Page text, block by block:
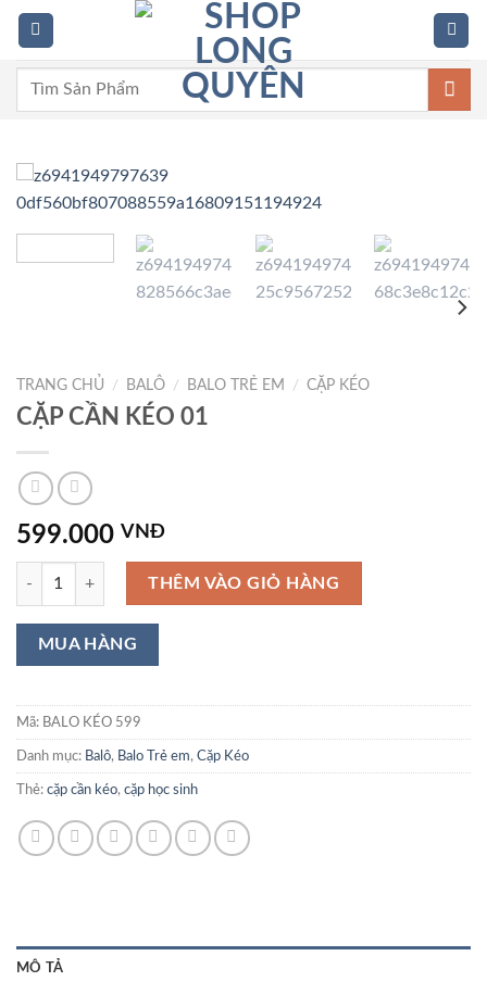
Skip
content
Tìm
TRANG CHỦ / BALÔ / BALO TRẺ EM / CẶP KÉO
CẶP CẦN KÉO 01
599.000 VNĐ
CẶP CẦN KÉO 01 số lượng
THÊM VÀO GIỎ HÀNG
Mã: BALO KÉO 599
Danh mục: Balô, Balo Trẻ em, Cặp Kéo
Thẻ: cặp cần kéo, cặp học sinh
MÔ TẢ